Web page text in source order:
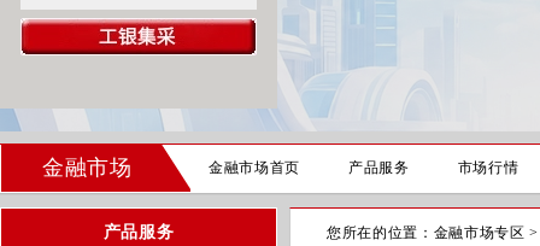
金融市场 金融市场首页 产品服务 市场行情
产品服务 您所在的位置： 金融市场专区